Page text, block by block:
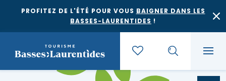
PROFITEZ DE L'ÉTÉ POUR VOUS BAIGNER DANS LES
BASSES-LAURENTIDES !